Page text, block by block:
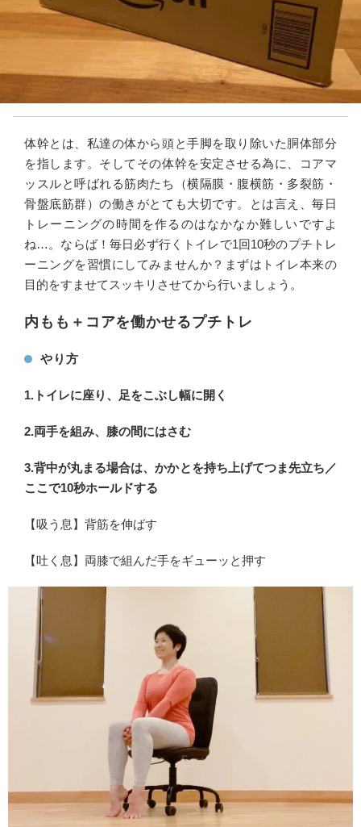
体幹とは、私達の体から頭と手脚を取り除いた胴体部分
を指します。そしてその体幹を安定させる為に、コアマ
ッスルと呼ばれる筋肉たち（横隔膜・腹横筋・多裂筋・
骨盤底筋群）の働きがとても大切です。とは言え、毎日
トレーニングの時間を作るのはなかなか難しいですよ
ね…。ならば！毎日必ず行くトイレで1回10秒のプチトレ
ーニングを習慣にしてみませんか？まずはトイレ本来の
目的をすませてスッキリさせてから行いましょう。
内もも＋コアを働かせるプチトレ
やり方
1.トイレに座り、足をこぶし幅に開く
2.両手を組み、膝の間にはさむ
3.背中が丸まる場合は、かかとを持ち上げてつま先立ち／
ここで10秒ホールドする
【吸う息】背筋を伸ばす
【吐く息】両膝で組んだ手をギューッと押す